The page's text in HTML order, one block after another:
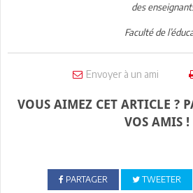
des
Faculté de
Envoyer à un ami
VOUS AIMEZ CET ARTICLE ?
VOS AMIS !
PARTAGER TWEETER